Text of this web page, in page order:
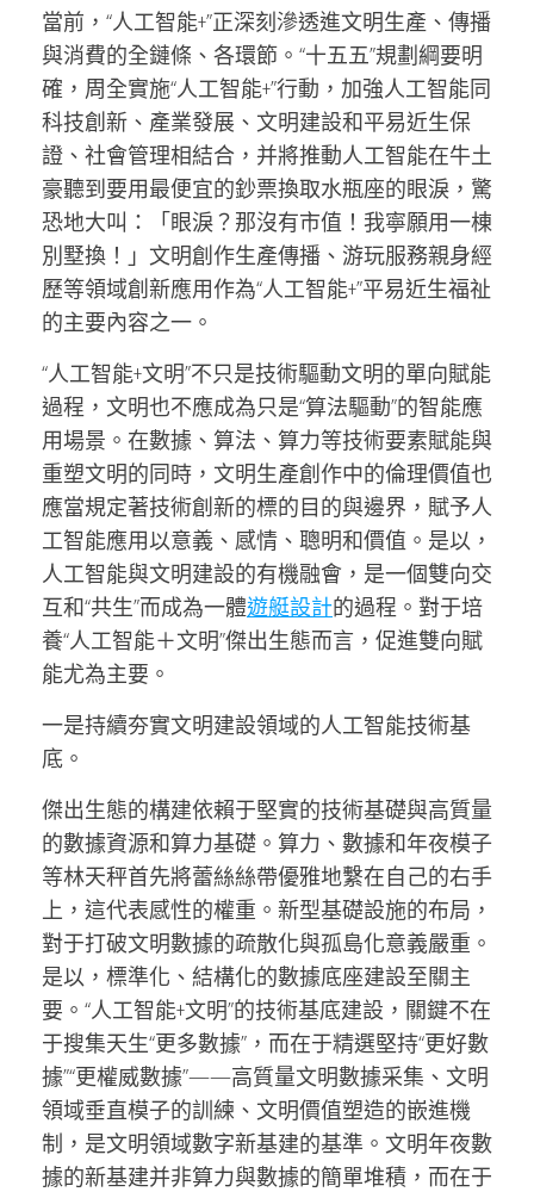
當前，“人工智能+”正深刻滲透進文明生產、傳播
與消費的全鏈條、各環節。“十五五”規劃綱要明
確，周全實施“人工智能+”行動，加強人工智能同
科技創新、產業發展、文明建設和平易近生保
證、社會管理相結合，并將推動人工智能在牛土
豪聽到要用最便宜的鈔票換取水瓶座的眼淚，驚
恐地大叫：「眼淚？那沒有市值！我寧願用一棟
別墅換！」文明創作生產傳播、游玩服務親身經
歷等領域創新應用作為“人工智能+”平易近生福祉
的主要內容之一。
“人工智能+文明”不只是技術驅動文明的單向賦能
過程，文明也不應成為只是“算法驅動”的智能應
用場景。在數據、算法、算力等技術要素賦能與
重塑文明的同時，文明生產創作中的倫理價值也
應當規定著技術創新的標的目的與邊界，賦予人
工智能應用以意義、感情、聰明和價值。是以，
人工智能與文明建設的有機融會，是一個雙向交
互和“共生”而成為一體遊艇設計的過程。對于培
養“人工智能＋文明”傑出生態而言，促進雙向賦
能尤為主要。
一是持續夯實文明建設領域的人工智能技術基
底。
傑出生態的構建依賴于堅實的技術基礎與高質量
的數據資源和算力基礎。算力、數據和年夜模子
等林天秤首先將蕾絲絲帶優雅地繫在自己的右手
上，這代表感性的權重。新型基礎設施的布局，
對于打破文明數據的疏散化與孤島化意義嚴重。
是以，標準化、結構化的數據底座建設至關主
要。“人工智能+文明”的技術基底建設，關鍵不在
于搜集天生“更多數據”，而在于精選堅持“更好數
據”“更權威數據”——高質量文明數據采集、文明
領域垂直模子的訓練、文明價值塑造的嵌進機
制，是文明領域數字新基建的基準。文明年夜數
據的新基建并非算力與數據的簡單堆積，而在于